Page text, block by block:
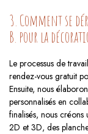
3. Comment se
B. pour la
Le processus de
rendez-vous gratuit
Ensuite, nous
personnalisés en
finalisés, nous
2D et 3D, des